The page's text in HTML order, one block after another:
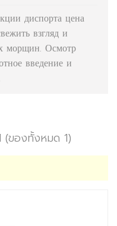
диспорта цена
взгляд и
морщин. Осмотр
введение и
(ของทั้งหมด 1)